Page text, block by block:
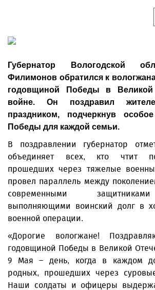
Губернатор Вологодской
Филимонов обратился к
годовщиной Победы в Великой
войне. Он поздравил
праздником, подчеркнув
Победы для каждой семьи.
В поздравлении губернатор
объединяет всех, кто чтит
прошедших через тяжелые
провел параллель между
современными
выполняющими воинский долг в
военной операции.
«Дорогие вологжане!
годовщиной Победы в Великой
9 Мая – день, когда в каждом
родных, прошедших через
Наши солдаты и офицеры